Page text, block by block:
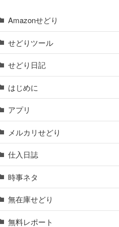
Amazonせどり
せどりツール
せどり日記
はじめに
アプリ
メルカリせどり
仕入日誌
時事ネタ
無在庫せどり
無料レポート